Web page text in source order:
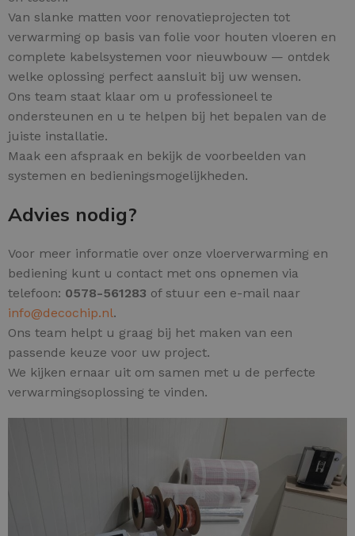
Van slanke matten voor renovatieprojecten tot
verwarming op basis van folie voor houten vloeren en
complete kabelsystemen voor nieuwbouw — ontdek
welke oplossing perfect aansluit bij uw wensen.
Ons team staat klaar om u professioneel te
ondersteunen en u te helpen bij het bepalen van de
juiste installatie.
Maak een afspraak en bekijk de voorbeelden van
systemen en bedieningsmogelijkheden.
Advies nodig?
Voor meer informatie over onze vloerverwarming en
bediening kunt u contact met ons opnemen via
telefoon: 0578-561283 of stuur een e-mail naar
info@decochip.nl.
Ons team helpt u graag bij het maken van een
passende keuze voor uw project.
We kijken ernaar uit om samen met u de perfecte
verwarmingsoplossing te vinden.